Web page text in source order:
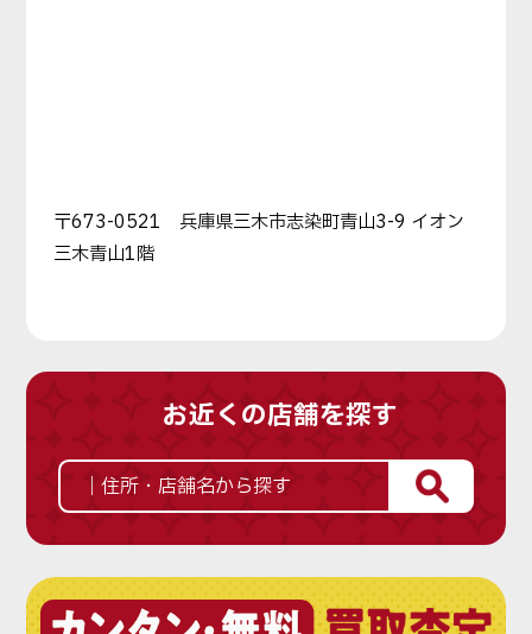
〒673-0521 兵庫県三木市志染町青山3-9 イオン
三木青山1階
お近くの店舗を探す